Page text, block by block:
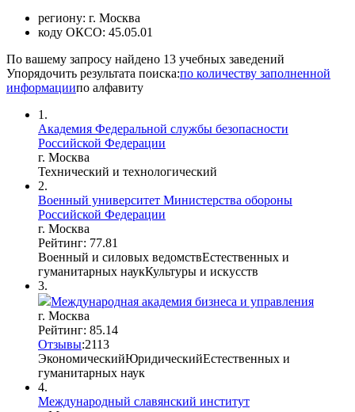
региону: г. Москва
коду ОКСО: 45.05.01
По вашему запросу найдено 13 учебных заведений
Упорядочить результата поиска:по количеству заполненной
информациипо алфавиту
1.
Академия Федеральной службы безопасности
Российской Федерации
г. Москва
Технический и технологический
2.
Военный университет Министерства обороны
Российской Федерации
г. Москва
Рейтинг: 77.81
Военный и силовых ведомствЕстественных и
гуманитарных наукКультуры и искусств
3.
Международная академия бизнеса и управления
г. Москва
Рейтинг: 85.14
Отзывы:2113
ЭкономическийЮридическийЕстественных и
гуманитарных наук
4.
Международный славянский институт